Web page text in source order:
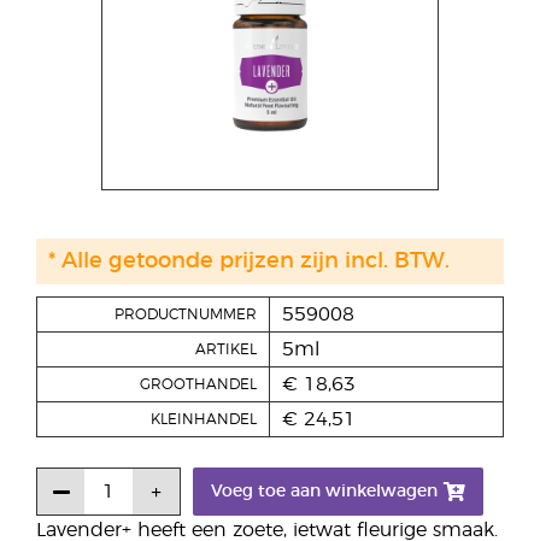
Lavender+ heeft een zoete, ietwat fleurige smaak.
PRODUCTNUMMER 559008
ARTIKEL 5ml
GROOTHANDEL € 18,63
KLEINHANDEL € 24,51
Voeg toe aan winkelwagen
* Alle getoonde prijzen zijn incl. BTW.